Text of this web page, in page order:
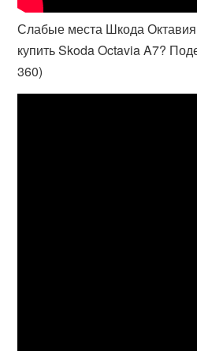
Слабые места Шкода
купить Skoda Octavia A7?
360)